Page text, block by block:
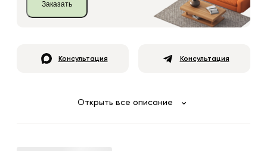
Заказать
Консультация Консультация
Открыть все описание